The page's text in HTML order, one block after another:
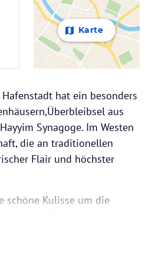
Karte
hat ein besonders
aus
Synagoge. Im Westen
die an traditionellen
Flair und höchster
schöne Kulisse um die
Lotsendampfern,